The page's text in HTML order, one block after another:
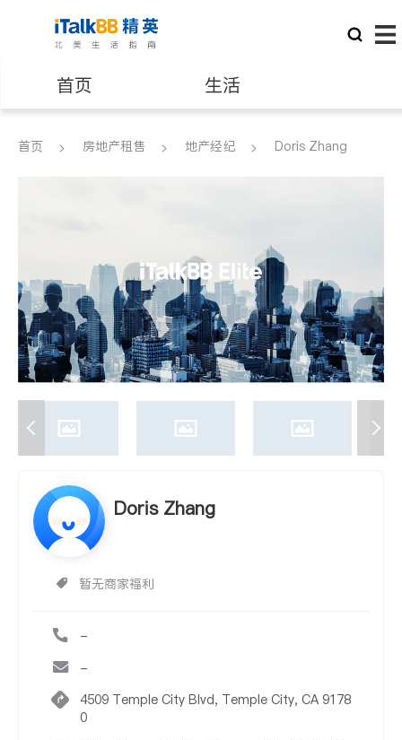
首页 生活
医生 律师
养老 非盈利组织
首页 房地产租售 地产经纪 Doris Zhang
Doris Zhang
暂无商家福利
-
-
4509 Temple City Blvd, Temple City, CA 9178
0